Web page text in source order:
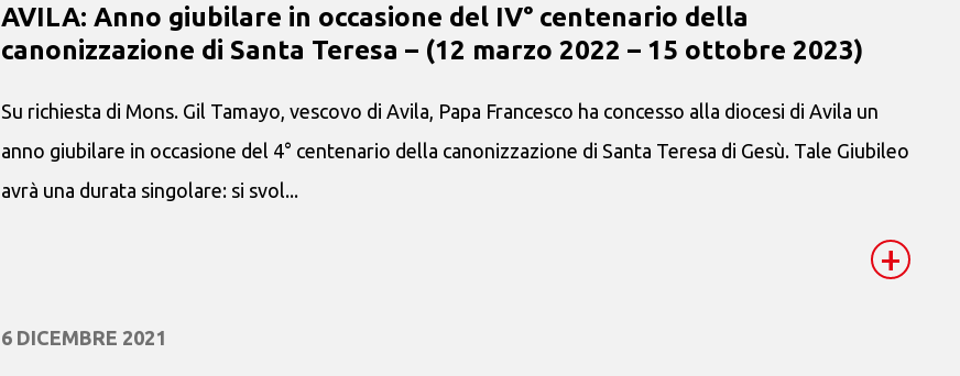
AVILA: Anno giubilare in occasione del IV° centenario della
canonizzazione di Santa Teresa – (12 marzo 2022 – 15 ottobre 2023)
Su richiesta di Mons. Gil Tamayo, vescovo di Avila, Papa Francesco ha concesso alla diocesi di Avila un
anno giubilare in occasione del 4° centenario della canonizzazione di Santa Teresa di Gesù. Tale Giubileo
avrà una durata singolare: si svol...
+
6 DICEMBRE 2021